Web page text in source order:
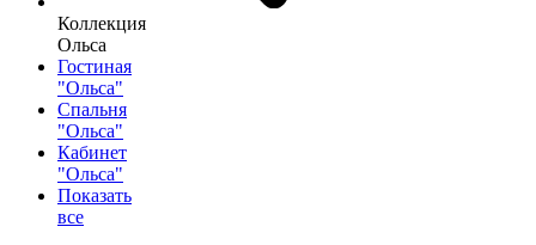
Коллекция
Ольса
Гостиная
"Ольса"
Спальня
"Ольса"
Кабинет
"Ольса"
Показать
все